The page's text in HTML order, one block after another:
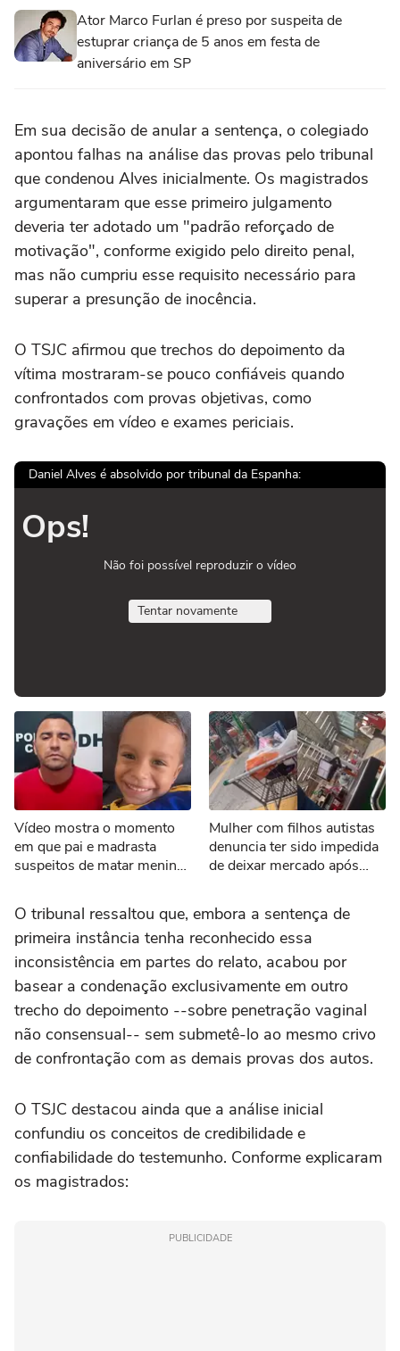
Ator Marco Furlan é preso por suspeita de
estuprar criança de 5 anos em festa de
aniversário em SP
Em sua decisão de anular a sentença, o colegiado
apontou falhas na análise das provas pelo tribunal
que condenou Alves inicialmente. Os magistrados
argumentaram que esse primeiro julgamento
deveria ter adotado um "padrão reforçado de
motivação", conforme exigido pelo direito penal,
mas não cumpriu esse requisito necessário para
superar a presunção de inocência.
O TSJC afirmou que trechos do depoimento da
vítima mostraram-se pouco confiáveis quando
confrontados com provas objetivas, como
gravações em vídeo e exames periciais.
Daniel Alves é absolvido por tribunal da Espanha:
Ops!
Não foi possível reproduzir o vídeo
Tentar novamente
Vídeo mostra o momento
em que pai e madrasta
suspeitos de matar menino
Tocantins
Mulher com filhos autistas
denuncia ter sido impedida
de deixar mercado após
O tribunal ressaltou que, embora a sentença de
primeira instância tenha reconhecido essa
inconsistência em partes do relato, acabou por
basear a condenação exclusivamente em outro
trecho do depoimento --sobre penetração vaginal
não consensual-- sem submetê-lo ao mesmo crivo
de confrontação com as demais provas dos autos.
O TSJC destacou ainda que a análise inicial
confundiu os conceitos de credibilidade e
confiabilidade do testemunho. Conforme explicaram
os magistrados:
PUBLICIDADE